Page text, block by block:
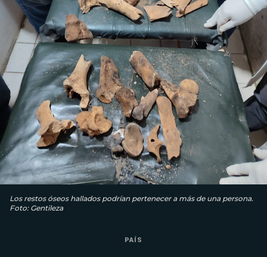
Los restos óseos hallados podrían pertenecer a más de una persona.
Foto: Gentileza
PAÍS